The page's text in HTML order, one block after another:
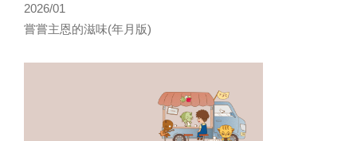
2026/01
嘗嘗主恩的滋味(年月版)